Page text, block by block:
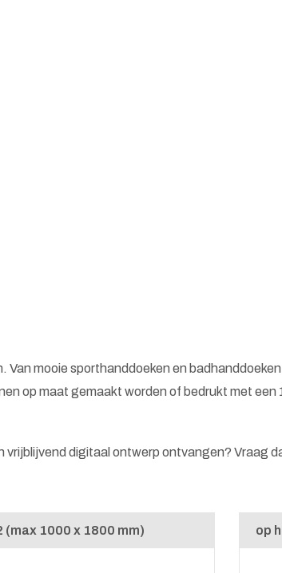
mooie sporthanddoeken en
op maat gemaakt worden of bedrukt met een
digitaal ontwerp ontvangen? Vraag
(max 1000 x 1800 mm) op